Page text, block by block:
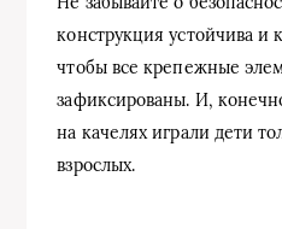
конструкция устойчива и
чтобы все крепежные
зафиксированы. И,
на качелях играли дети
взрослых.